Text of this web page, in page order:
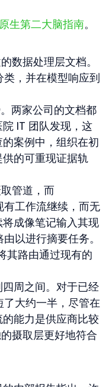
生第二大脑指南。
数据处理层文档。
，并在模型响应到
两家公司的文档都
IT 团队发现，这
案例中，组织在初
的可重现证据轨
管道，而
工作流继续，而无
成像笔记输入其现
以进行摘要任务。
其路由通过现有的
周之间。对于已经
大约一半，尽管在
能力是供应商比较
摄取层更好地符合